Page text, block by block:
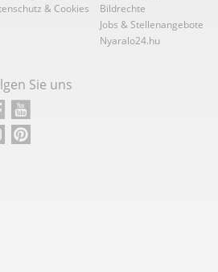
& Cookies
Bildrechte
Jobs & Stellenangebote
Nyaralo24.hu
Sie uns